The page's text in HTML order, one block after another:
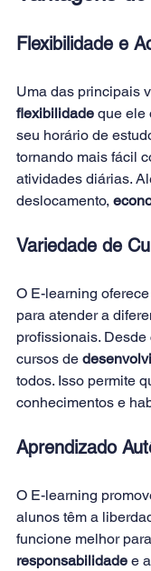
Flexibilidade e
Uma das principais
flexibilidade que ele
seu horário de
tornando mais fácil
atividades diárias.
deslocamento,
Variedade de
O E-learning
para atender a
profissionais. Desde
cursos de
todos. Isso permite
conhecimentos e
Aprendizado
O E-learning
alunos têm a
funcione melhor
responsabilidade e a